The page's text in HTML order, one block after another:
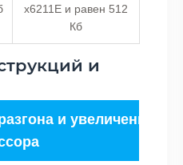
x6211E и равен 512
Кб
и
и увеличения